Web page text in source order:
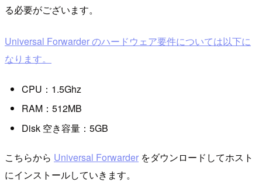
る必要がございます。
Universal Forwarder のハードウェア要件については以下に
なります。
CPU：1.5Ghz
RAM：512MB
Disk 空き容量：5GB
こちらから Universal Forwarder をダウンロードしてホスト
にインストールしていきます。